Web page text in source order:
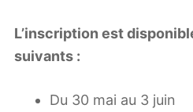
L’inscription est
suivants :
Du 30 mai au 3 juin